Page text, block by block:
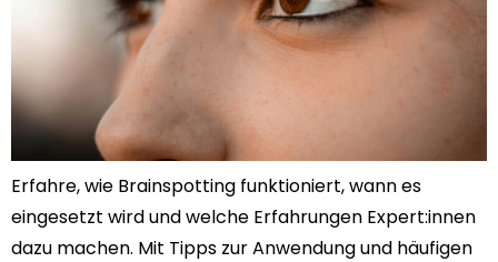
Erfahre, wie Brainspotting funktioniert, wann es
eingesetzt wird und welche Erfahrungen Expert:innen
dazu machen. Mit Tipps zur Anwendung und häufigen